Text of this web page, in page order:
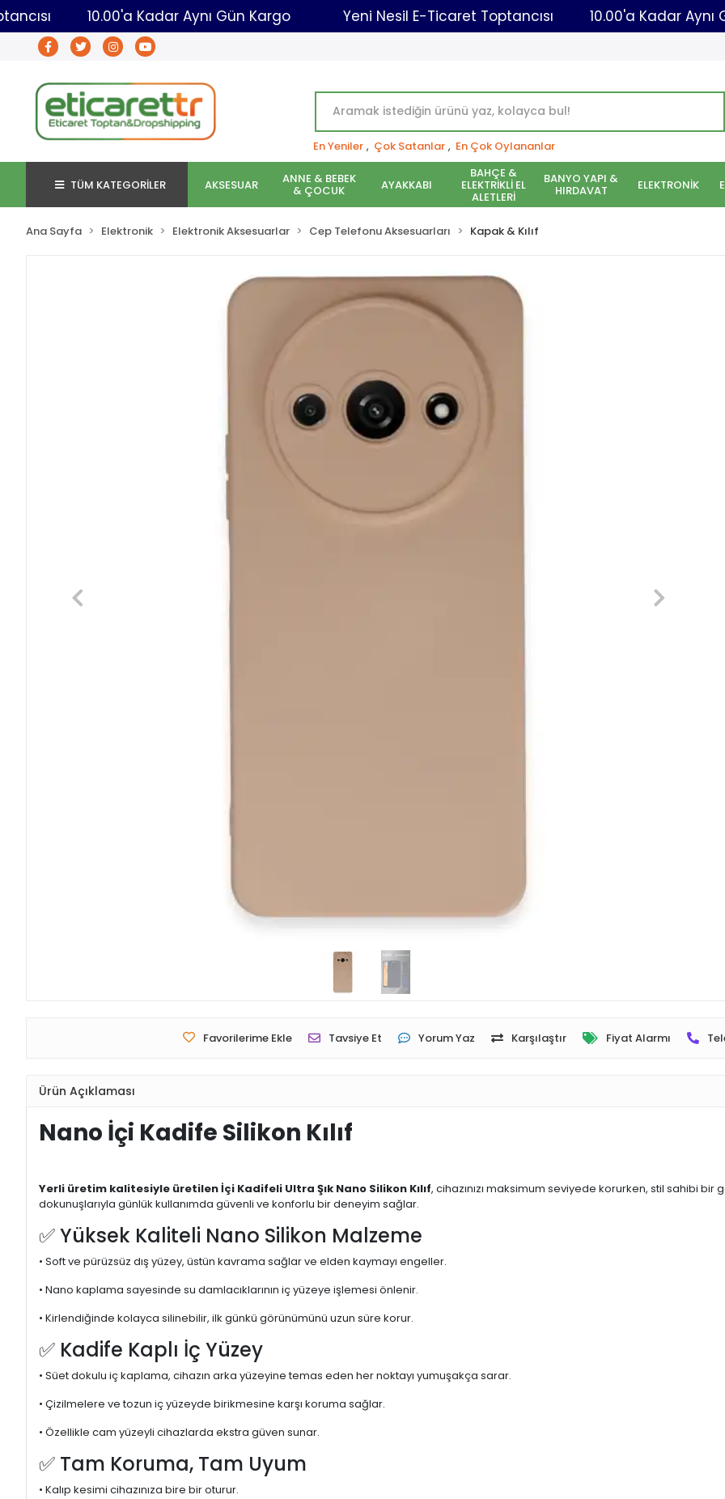
Toptancısı 10.00'a Kadar Aynı Gün Kargo Yeni Nesil E-Ticaret Toptancısı 10.00'a
En Yeniler , Çok Satanlar , En Çok Oylananlar
TÜM KATEGORİLER AKSESUAR ANNE & BEBEK
& ÇOCUK AYAKKABI
BAHÇE &
ELEKTRİKLİ EL
ALETLERİ
BANYO YAPI &
HIRDAVAT ELEKTRONİK
Ana Sayfa Elektronik Elektronik Aksesuarlar Cep Telefonu Aksesuarları Kapak & Kılıf
Favorilerime Ekle Tavsiye Et Yorum Yaz Karşılaştır Fiyat Alarmı
Ürün Açıklaması
Nano İçi Kadife Silikon Kılıf
Yerli üretim kalitesiyle üretilen İçi Kadifeli Ultra Şık Nano Silikon Kılıf, cihazınızı maksimum seviyede korurken, stil sahibi
dokunuşlarıyla günlük kullanımda güvenli ve konforlu bir deneyim sağlar.
✅ Yüksek Kaliteli Nano Silikon Malzeme
• Soft ve pürüzsüz dış yüzey, üstün kavrama sağlar ve elden kaymayı engeller.
• Nano kaplama sayesinde su damlacıklarının iç yüzeye işlemesi önlenir.
• Kirlendiğinde kolayca silinebilir, ilk günkü görünümünü uzun süre korur.
✅ Kadife Kaplı İç Yüzey
• Süet dokulu iç kaplama, cihazın arka yüzeyine temas eden her noktayı yumuşakça sarar.
• Çizilmelere ve tozun iç yüzeyde birikmesine karşı koruma sağlar.
• Özellikle cam yüzeyli cihazlarda ekstra güven sunar.
✅ Tam Koruma, Tam Uyum
• Kalıp kesimi cihazınıza bire bir oturur.